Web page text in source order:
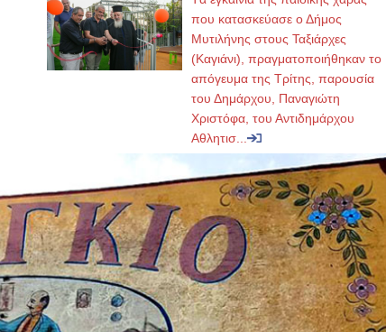
που κατασκεύασε ο Δήμος
Μυτιλήνης στους Ταξιάρχες
(Καγιάνι), πραγματοποιήθηκαν το
απόγευμα της Τρίτης, παρουσία
του Δημάρχου, Παναγιώτη
Χριστόφα, του Αντιδημάρχου
Αθλητισ...